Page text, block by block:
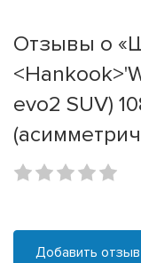
Отзывы о
evo2 SUV)
Добавить отзыв